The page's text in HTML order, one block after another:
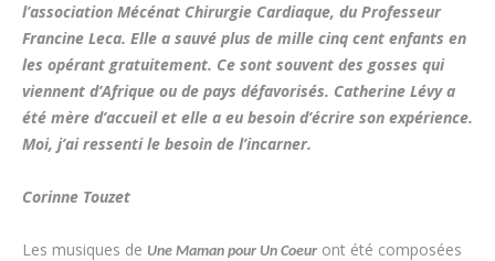
l’association Mécénat Chirurgie Cardiaque, du Professeur
Francine Leca. Elle a sauvé plus de mille cinq cent enfants en
les opérant gratuitement. Ce sont souvent des gosses qui
viennent d’Afrique ou de pays défavorisés. Catherine Lévy a
été mère d’accueil et elle a eu besoin d’écrire son expérience.
Moi, j’ai ressenti le besoin de l’incarner.
Corinne Touzet
Les musiques de Une Maman pour Un Coeur ont été composées